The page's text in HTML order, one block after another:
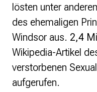
lösten unter
des ehemaligen
Windsor aus. 2,4
Wikipedia-Artikel
verstorbenen
aufgerufen.